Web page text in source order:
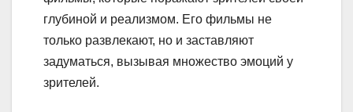
глубиной и реализмом. Его фильмы не
только развлекают, но и заставляют
задуматься, вызывая множество эмоций у
зрителей.